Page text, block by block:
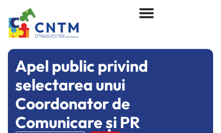
Apel public privind
selectarea unui
Coordonator de
Comunicare și PR